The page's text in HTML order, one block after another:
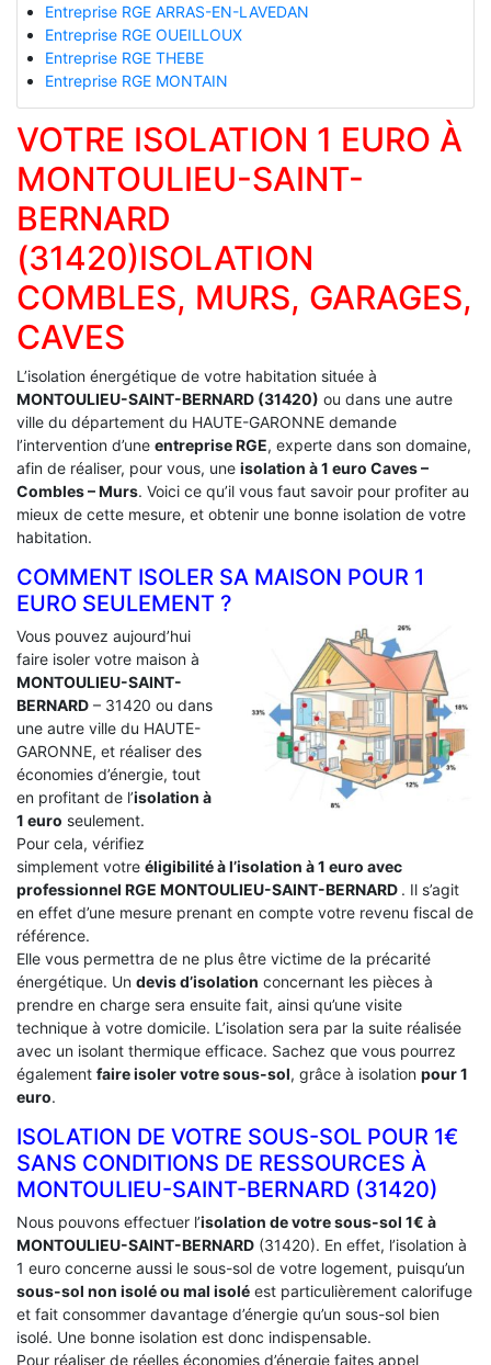
Entreprise RGE ARRAS-EN-LAVEDAN
Entreprise RGE OUEILLOUX
Entreprise RGE THEBE
Entreprise RGE MONTAIN
VOTRE ISOLATION 1 EURO À
MONTOULIEU-SAINT-
BERNARD
(31420)ISOLATION
COMBLES, MURS, GARAGES,
CAVES
L’isolation énergétique de votre habitation située à
MONTOULIEU-SAINT-BERNARD (31420) ou dans une autre
ville du département du HAUTE-GARONNE demande
l’intervention d’une entreprise RGE, experte dans son domaine,
afin de réaliser, pour vous, une isolation à 1 euro Caves –
Combles – Murs. Voici ce qu’il vous faut savoir pour profiter au
mieux de cette mesure, et obtenir une bonne isolation de votre
habitation.
COMMENT ISOLER SA MAISON POUR 1
EURO SEULEMENT ?
Vous pouvez aujourd’hui
faire isoler votre maison à
MONTOULIEU-SAINT-
BERNARD – 31420 ou dans
une autre ville du HAUTE-
GARONNE, et réaliser des
économies d’énergie, tout
en profitant de l’isolation à
1 euro seulement.
Pour cela, vérifiez
simplement votre éligibilité à l’isolation à 1 euro avec
professionnel RGE MONTOULIEU-SAINT-BERNARD . Il s’agit
en effet d’une mesure prenant en compte votre revenu fiscal de
référence.
Elle vous permettra de ne plus être victime de la précarité
énergétique. Un devis d’isolation concernant les pièces à
prendre en charge sera ensuite fait, ainsi qu’une visite
technique à votre domicile. L’isolation sera par la suite réalisée
avec un isolant thermique efficace. Sachez que vous pourrez
également faire isoler votre sous-sol, grâce à isolation pour 1
euro.
ISOLATION DE VOTRE SOUS-SOL POUR 1€
SANS CONDITIONS DE RESSOURCES À
‎MONTOULIEU-SAINT-BERNARD (31420)
Nous pouvons effectuer l’isolation de votre sous-sol 1€ à
MONTOULIEU-SAINT-BERNARD (31420). En effet, l’isolation à
1 euro concerne aussi le sous-sol de votre logement, puisqu’un
sous-sol non isolé ou mal isolé est particulièrement calorifuge
et fait consommer davantage d’énergie qu’un sous-sol bien
isolé. Une bonne isolation est donc indispensable.
Pour réaliser de réelles économies d’énergie faites appel